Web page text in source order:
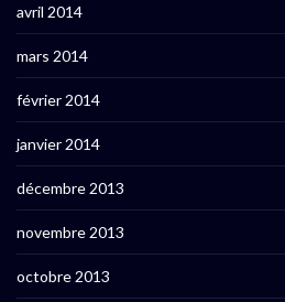
avril 2014
mars 2014
février 2014
janvier 2014
décembre 2013
novembre 2013
octobre 2013